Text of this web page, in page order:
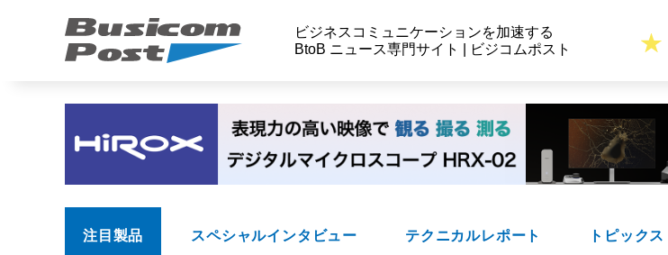
ビジネスコミュニケーションを加速する
BtoB ニュース専門サイト | ビジコムポスト
注目製品 スペシャルインタビュー テクニカルレポート トピックス